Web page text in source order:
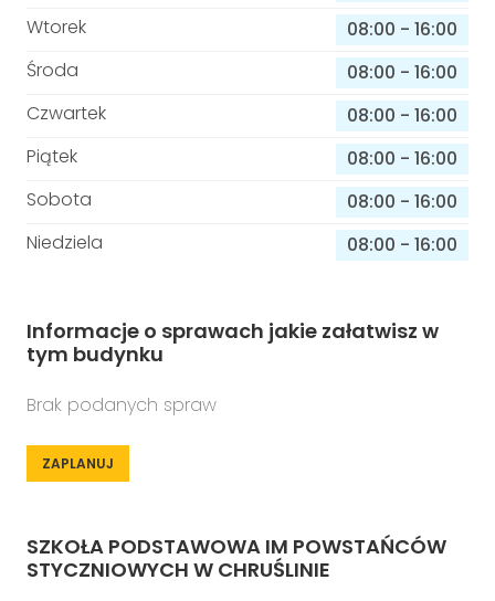
Wtorek 08:00 - 16:00
Środa
08:00 - 16:00
Czwartek
08:00 - 16:00
Piątek
08:00 - 16:00
Sobota
08:00 - 16:00
Niedziela
08:00 - 16:00
Informacje o sprawach jakie załatwisz w
tym budynku
Brak podanych spraw
ZAPLANUJ
SZKOŁA PODSTAWOWA IM POWSTAŃCÓW
STYCZNIOWYCH W CHRUŚLINIE